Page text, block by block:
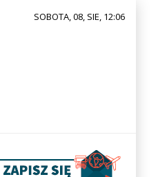
SOBOTA, 08, SIE, 12:06